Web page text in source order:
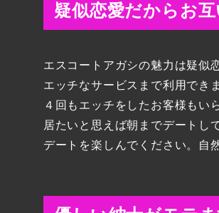
疑似恋愛だからお
エスコートアガシの魅力は疑似
エッチなサービスまで利用でき
４回もエッチをしたお客様もい
居たいと思えば朝までデートし
デートを楽しんでください。自